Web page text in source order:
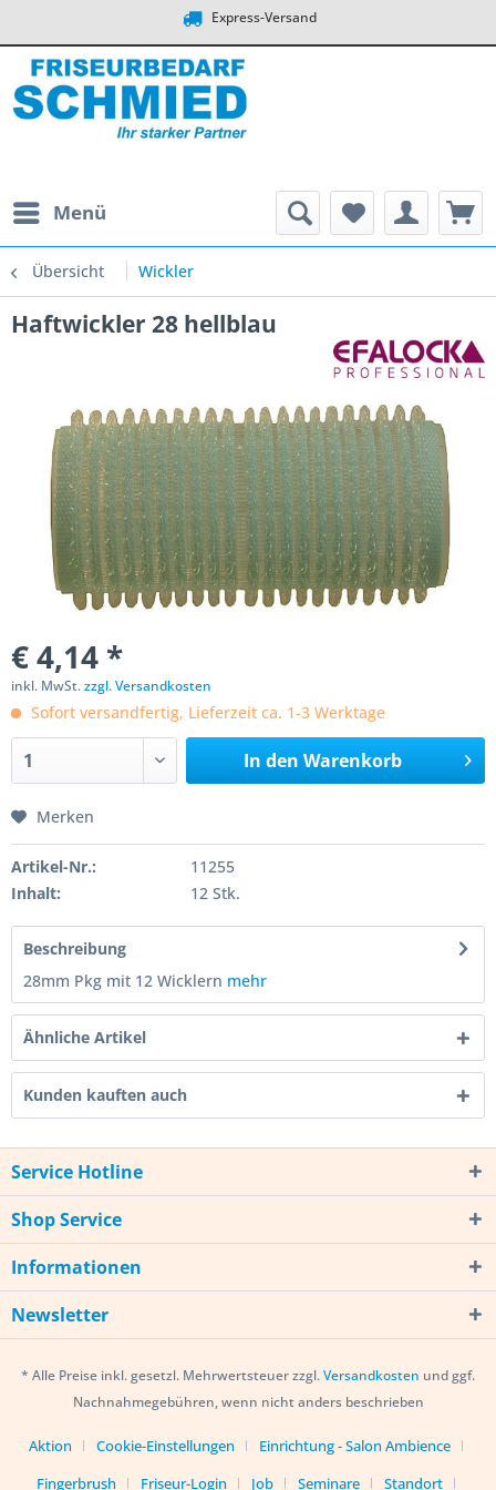
Express-Versand
Menü
Übersicht Wickler
Haftwickler 28 hellblau
€ 4,14 *
inkl. MwSt.zzgl. Versandkosten
Sofort versandfertig, Lieferzeit ca. 1-3 Werktage
In den Warenkorb
Merken
Artikel-Nr.:
11255
Inhalt:
12 Stk.
Beschreibung
28mm Pkg mit 12 Wicklern mehr
Ähnliche Artikel
Kunden kauften auch
Service Hotline
Shop Service
Informationen
Newsletter
* Alle Preise inkl. gesetzl. Mehrwertsteuer zzgl.Versandkosten und ggf.
Nachnahmegebühren, wenn nicht anders beschrieben
Aktion Cookie-Einstellungen
Einrichtung - Salon Ambience
Fingerbrush
Friseur-Login Job Seminare Standort